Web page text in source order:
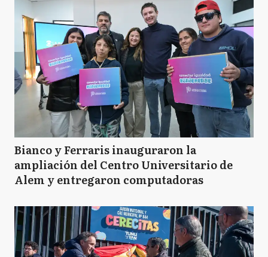
Bianco y Ferraris inauguraron la
ampliación del Centro Universitario de
Alem y entregaron computadoras